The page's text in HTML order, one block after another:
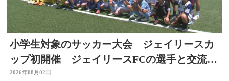
小学生対象のサッカー大会 ジェイリースカ
ップ初開催 ジェイリースFCの選手と交流
も 大分
2026年08月02日